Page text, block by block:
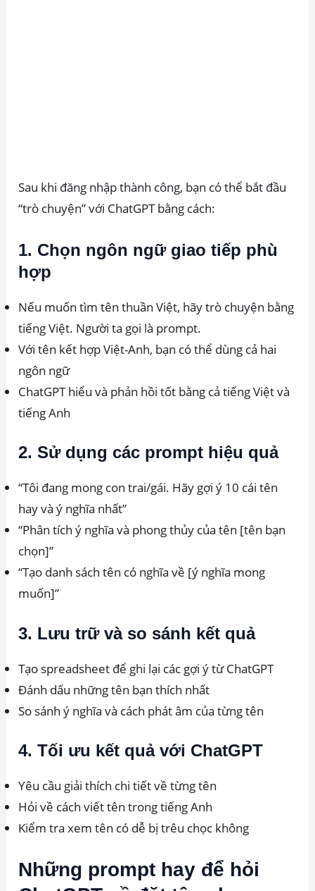
Sau khi đăng nhập thành công, bạn có thể bắt đầu
“trò chuyện” với ChatGPT bằng cách:
1. Chọn ngôn ngữ giao tiếp phù
hợp
Nếu muốn tìm tên thuần Việt, hãy trò chuyện bằng
tiếng Việt. Người ta gọi là prompt.
Với tên kết hợp Việt-Anh, bạn có thể dùng cả hai
ngôn ngữ
ChatGPT hiểu và phản hồi tốt bằng cả tiếng Việt và
tiếng Anh
2. Sử dụng các prompt hiệu quả
“Tôi đang mong con trai/gái. Hãy gợi ý 10 cái tên
hay và ý nghĩa nhất”
“Phân tích ý nghĩa và phong thủy của tên [tên bạn
chọn]”
“Tạo danh sách tên có nghĩa về [ý nghĩa mong
muốn]”
3. Lưu trữ và so sánh kết quả
Tạo spreadsheet để ghi lại các gợi ý từ ChatGPT
Đánh dấu những tên bạn thích nhất
So sánh ý nghĩa và cách phát âm của từng tên
4. Tối ưu kết quả với ChatGPT
Yêu cầu giải thích chi tiết về từng tên
Hỏi về cách viết tên trong tiếng Anh
Kiểm tra xem tên có dễ bị trêu chọc không
Những prompt hay để hỏi